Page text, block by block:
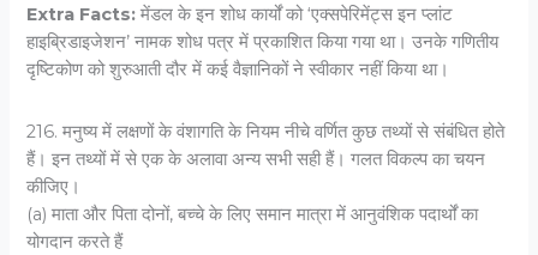
Extra Facts: मेंडल के इन शोध कार्यों को ‘एक्सपेरिमेंट्स इन प्लांट
हाइब्रिडाइजेशन’ नामक शोध पत्र में प्रकाशित किया गया था। उनके गणितीय
दृष्टिकोण को शुरुआती दौर में कई वैज्ञानिकों ने स्वीकार नहीं किया था।
216. मनुष्य में लक्षणों के वंशागति के नियम नीचे वर्णित कुछ तथ्यों से संबंधित होते
हैं। इन तथ्यों में से एक के अलावा अन्य सभी सही हैं। गलत विकल्प का चयन
कीजिए।
(a) माता और पिता दोनों, बच्चे के लिए समान मात्रा में आनुवंशिक पदार्थों का
योगदान करते हैं